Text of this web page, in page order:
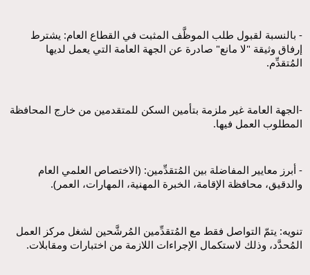
المُتقدِّم.
المطلوب العمل فيها.
والدقيق، محافظة الإقامة، الخبرة المهنية، المهارات، العمر).
المُحدَّد، وذلك لاستكمال الإجراءات اللازمة من اختبارات ومقابلات.